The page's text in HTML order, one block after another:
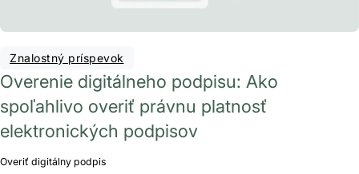
Znalostný príspevok
Overenie digitálneho podpisu: Ako
spoľahlivo overiť právnu platnosť
elektronických podpisov
Overiť digitálny podpis